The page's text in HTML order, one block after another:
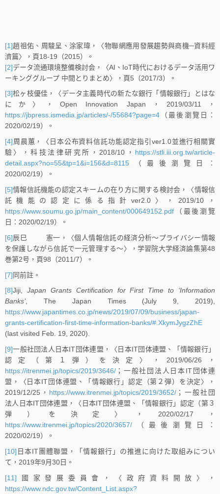
[1]趙祖佑、周駿呈、涂家瑋，〈物聯網應用發展趨勢與商機─資料經
濟篇〉，頁18-19（2015）。
[2]データ流通環境整備検討会，〈AI、IoT時代におけるデータ活用ワ
ーキンググループ 中間とりまとめ〉，頁5（2017/3）。
[3]松ヶ枝優佳，〈データ主義時代の新たな銀行「情報銀行」とはな
にか〉，Open Innovation Japan，2019/03/11，
https://jbpress.ismedia.jp/articles/-/55684?page=4 （最後瀏覽日：
2020/02/19）。
[4]周晨蕙，〈日本公布資料信託功能認定指引ver1.0並進行相關實
驗〉，科技法律研究所，2018/10， https://stli.iii.org.tw/article-
detail.aspx?no=55&tp=1&i=156&d=8115 （最後瀏覽日：
2020/02/19）。
[5]情報信託機能の認定スキームの在り方に関する検討会，〈情報信
託機能の認定に係る指針ver2.0〉，2019/10，
https://www.soumu.go.jp/main_content/000649152.pdf （最後瀏覽
日：2020/02/19）。
[6]辰巳 憲一，〈個人情報信託の経済分析～プライバシー情報
を保護しながら信託で一元管理する～〉，学習院大学経済論集第48
巻第2号，頁98（2011/7）。
[7]同前註。
[8]Jiji, Japan Grants Certification for First Time to ‘Information
Banks’, The Japan Times (July 9, 2019),
https://www.japantimes.co.jp/news/2019/07/09/business/japan-
grants-certification-first-time-information-banks/#.XkymJygzZhE
(last visited Feb. 19, 2020).
[9]一般社団法人日本IT団体連盟，〈日本IT団体連盟、「情報銀行」
認定（第１弾）を決定〉，2019/06/26，
https://itrenmei.jp/topics/2019/3646/ ；一般社団法人日本IT団体連
盟，〈日本IT団体連盟、「情報銀行」認定（第２弾）を決定〉，
2019/12/25， https://www.itrenmei.jp/topics/2019/3652/ ；一般社団
法人日本IT団体連盟，〈日本IT団体連盟、「情報銀行」認定（第３
弾）を決定〉，2020/02/17，
https://www.itrenmei.jp/topics/2020/3657/ （最後瀏覽日：
2020/02/19）。
[10] 日本IT團體聯盟，「情報銀行」の推進に向けた取組みについ
て，2019年9月30日。
[11] 國家發展委員會，〈政府資料開放〉，
https://www.ndc.gov.tw/Content_List.aspx?